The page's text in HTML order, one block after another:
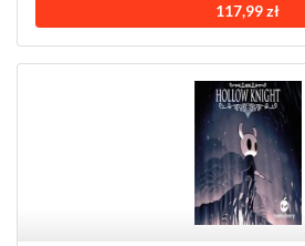
117,99 zł